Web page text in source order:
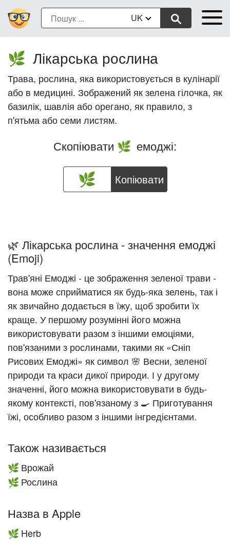
UK
🌿 Лікарська рослина
Трава, рослина, яка використовується в кулінарії
або в медицині. Зображений як зелена гілочка, як
базилік, шавлія або орегано, як правило, з
п'ятьма або семи листям.
Скопіювати 🌿 емоджі:
Копіювати
🌿 Лікарська рослина - значення емоджі
(Emoji)
Трав'яні Емоджі - це зображення зеленої трави -
вона може сприйматися як будь-яка зелень, так і
як звичайно додається в їжу, щоб зробити їх
краще. У першому розумінні його можна
використовувати разом з іншими емоціями,
пов'язаними з рослинами, такими як «Сніп
Рисових Емоджі» як символ 🌸 Весни, зеленої
природи та краси дикої природи. І у другому
значенні, його можна використовувати в будь-
якому контексті, пов'язаному з 🍳 Приготування
їжі, особливо разом з іншими інгредієнтами.
Також називається
🌿 Врожай
🌿 Рослина
Назва в Apple
🌿 Herb